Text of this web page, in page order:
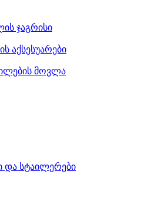
ჯაგრისი
აქსესუარები
მოვლა
და სტაილერები